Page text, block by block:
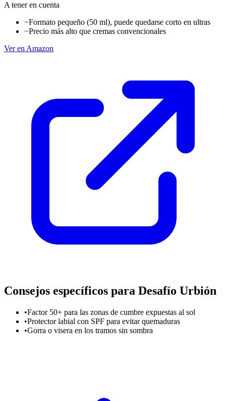
A tener en cuenta
−Formato pequeño (50 ml), puede quedarse corto en ultras
−Precio más alto que cremas convencionales
Ver en Amazon
Consejos específicos para Desafío Urbión
•Factor 50+ para las zonas de cumbre expuestas al sol
•Protector labial con SPF para evitar quemaduras
•Gorra o visera en los tramos sin sombra